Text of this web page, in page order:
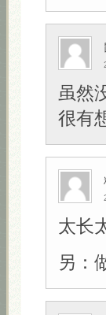
虽然
很有
太长
另：